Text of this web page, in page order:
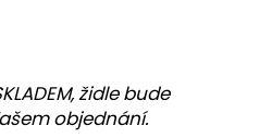
židle bude
objednání.